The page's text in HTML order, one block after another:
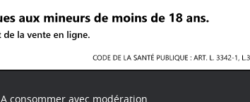
A consommer avec modération.